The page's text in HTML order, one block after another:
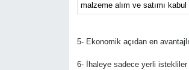
malzeme alım ve satımı
5- Ekonomik açıdan en
6- İhaleye sadece yerli istekliler